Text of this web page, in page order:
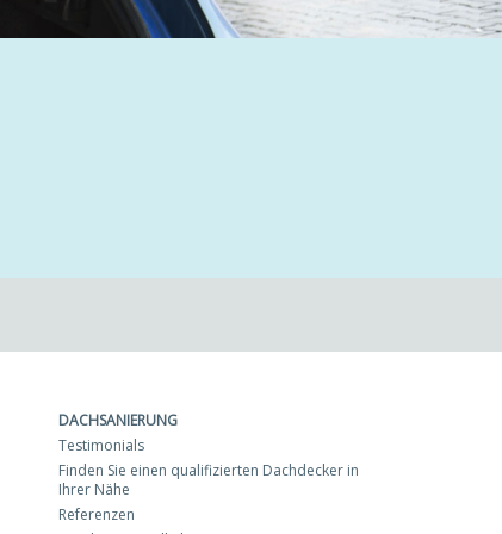
DACHSANIERUNG
Testimonials
Finden Sie einen qualifizierten Dachdecker in
Ihrer Nähe
Referenzen